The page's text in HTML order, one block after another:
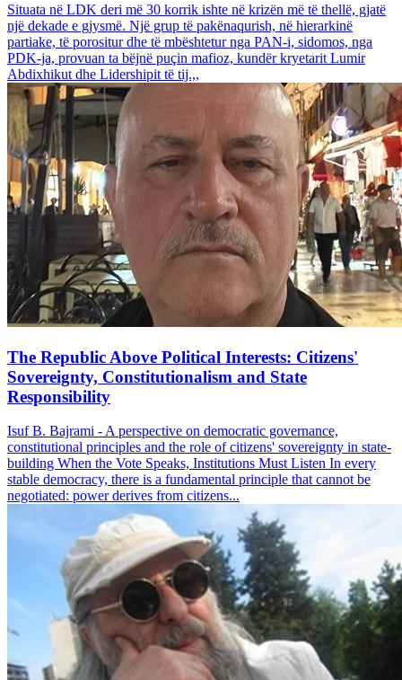
Situata në LDK deri më 30 korrik ishte në krizën më të thellë, gjatë
një dekade e gjysmë. Një grup të pakënaqurish, në hierarkinë
partiake, të porositur dhe të mbështetur nga PAN-i, sidomos, nga
PDK-ja, provuan ta bëjnë puçin mafioz, kundër kryetarit Lumir
Abdixhikut dhe Lidershipit të tij.,,
The Republic Above Political Interests: Citizens'
Sovereignty, Constitutionalism and State
Responsibility
Isuf B. Bajrami - A perspective on democratic governance,
constitutional principles and the role of citizens' sovereignty in state-
building When the Vote Speaks, Institutions Must Listen In every
stable democracy, there is a fundamental principle that cannot be
negotiated: power derives from citizens...